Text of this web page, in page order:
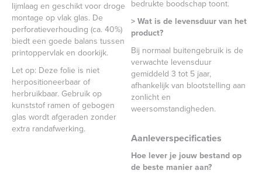
lijmlaag en geschikt voor droge
montage op vlak glas. De
perforatieverhouding (ca. 40%)
biedt een goede balans tussen
printoppervlak en doorkijk.
Let op: Deze folie is niet
herpositioneerbaar of
herbruikbaar. Gebruik op
kunststof ramen of gebogen
glas wordt afgeraden zonder
extra randafwerking.
bedrukte boodschap toont.
> Wat is de levensduur van het
product?
Bij normaal buitengebruik is de
verwachte levensduur
gemiddeld 3 tot 5 jaar,
afhankelijk van blootstelling aan
zonlicht en
weersomstandigheden.
Aanleverspecificaties
Hoe lever je jouw bestand op
de beste manier aan?